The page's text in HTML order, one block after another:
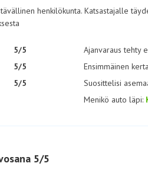
henkilökunta. Katsastajalle
5/5
5/5
5/5
Ajanvaraus tehty
Ensimmäinen
Suosittelisi
Menikö auto läpi:
5/5